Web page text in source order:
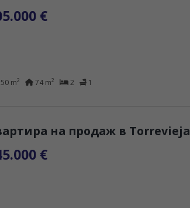
€
m2 74 m2 2 1
на продаж в Torrevieja
€